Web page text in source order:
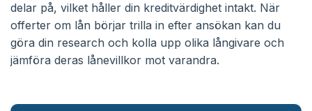
delar på, vilket håller din kreditvärdighet intakt. När
offerter om lån börjar trilla in efter ansökan kan du
göra din research och kolla upp olika långivare och
jämföra deras lånevillkor mot varandra.